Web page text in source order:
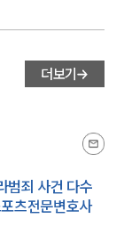
더보기
범죄 사건 다수
츠전문변호사